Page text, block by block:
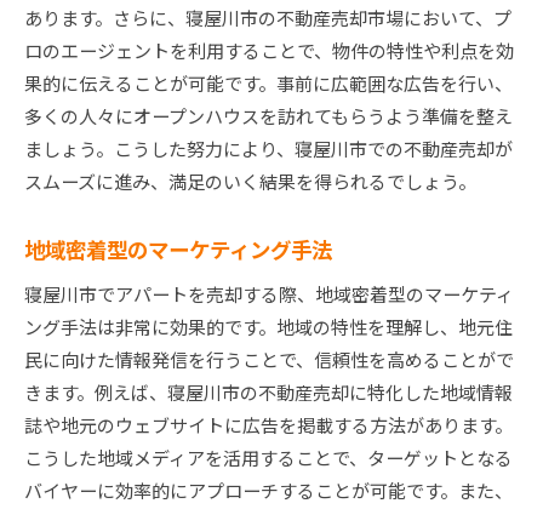
あります。さらに、寝屋川市の不動産売却市場において、プ
ロのエージェントを利用することで、物件の特性や利点を効
果的に伝えることが可能です。事前に広範囲な広告を行い、
多くの人々にオープンハウスを訪れてもらうよう準備を整え
ましょう。こうした努力により、寝屋川市での不動産売却が
スムーズに進み、満足のいく結果を得られるでしょう。
地域密着型のマーケティング手法
寝屋川市でアパートを売却する際、地域密着型のマーケティ
ング手法は非常に効果的です。地域の特性を理解し、地元住
民に向けた情報発信を行うことで、信頼性を高めることがで
きます。例えば、寝屋川市の不動産売却に特化した地域情報
誌や地元のウェブサイトに広告を掲載する方法があります。
こうした地域メディアを活用することで、ターゲットとなる
バイヤーに効率的にアプローチすることが可能です。また、